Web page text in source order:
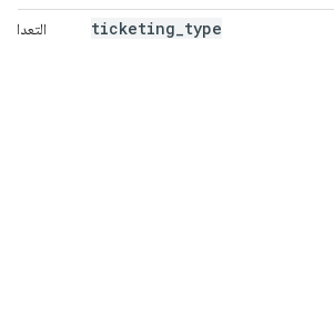
ticketing type التعداد